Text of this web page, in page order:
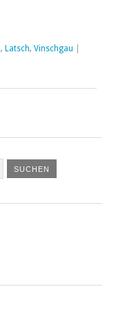
, Latsch, Vinschgau